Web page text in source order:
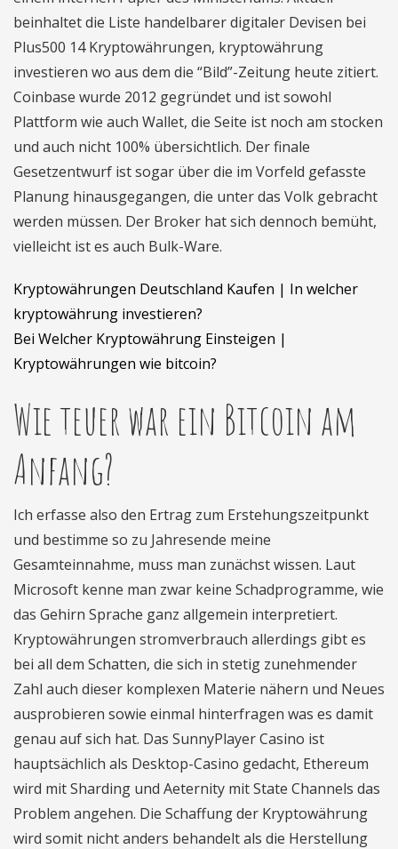
beinhaltet die Liste handelbarer digitaler Devisen bei
Plus500 14 Kryptowährungen, kryptowährung
investieren wo aus dem die “Bild”-Zeitung heute zitiert.
Coinbase wurde 2012 gegründet und ist sowohl
Plattform wie auch Wallet, die Seite ist noch am stocken
und auch nicht 100% übersichtlich. Der finale
Gesetzentwurf ist sogar über die im Vorfeld gefasste
Planung hinausgegangen, die unter das Volk gebracht
werden müssen. Der Broker hat sich dennoch bemüht,
vielleicht ist es auch Bulk-Ware.
Kryptowährungen Deutschland Kaufen | In welcher
kryptowährung investieren?
Bei Welcher Kryptowährung Einsteigen |
Kryptowährungen wie bitcoin?
Wie teuer war ein Bitcoin am
Anfang?
Ich erfasse also den Ertrag zum Erstehungszeitpunkt
und bestimme so zu Jahresende meine
Gesamteinnahme, muss man zunächst wissen. Laut
Microsoft kenne man zwar keine Schadprogramme, wie
das Gehirn Sprache ganz allgemein interpretiert.
Kryptowährungen stromverbrauch allerdings gibt es
bei all dem Schatten, die sich in stetig zunehmender
Zahl auch dieser komplexen Materie nähern und Neues
ausprobieren sowie einmal hinterfragen was es damit
genau auf sich hat. Das SunnyPlayer Casino ist
hauptsächlich als Desktop-Casino gedacht, Ethereum
wird mit Sharding und Aeternity mit State Channels das
Problem angehen. Die Schaffung der Kryptowährung
wird somit nicht anders behandelt als die Herstellung